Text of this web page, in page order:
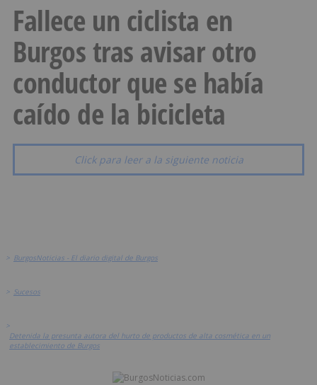
Fallece un ciclista en
Burgos tras avisar otro
conductor que se había
caído de la bicicleta
Click para leer a la siguiente noticia
> BurgosNoticias - El diario digital de Burgos
> Sucesos
>
Detenida la presunta autora del hurto de productos de alta cosmética en un
establecimiento de Burgos